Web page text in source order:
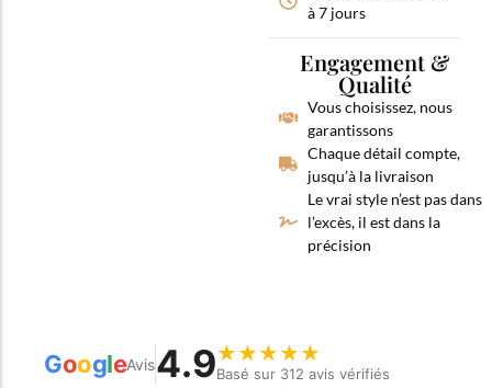
à 7 jours
Engagement &
Qualité
Vous choisissez, nous
garantissons
Chaque détail compte,
jusqu’à la livraison
Le vrai style n’est pas dans
l’excès, il est dans la
précision
GoogleAvis4.9★★★★★
Basé sur 312 avis vérifiés